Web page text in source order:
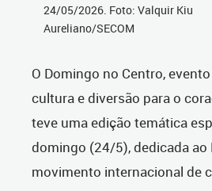
24/05/2026. Foto: Valquir Kiu
Aureliano/SECOM
O Domingo no Centro,
cultura e diversão para o
teve uma edição temática
domingo (24/5), dedicada ao
movimento internacional de